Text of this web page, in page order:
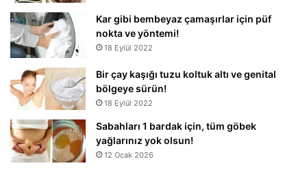
Kar gibi bembeyaz çamaşırlar için püf
nokta ve yöntemi!
18 Eylül 2022
Bir çay kaşığı tuzu koltuk altı ve genital
bölgeye sürün!
18 Eylül 2022
Sabahları 1 bardak için, tüm göbek
yağlarınız yok olsun!
12 Ocak 2026